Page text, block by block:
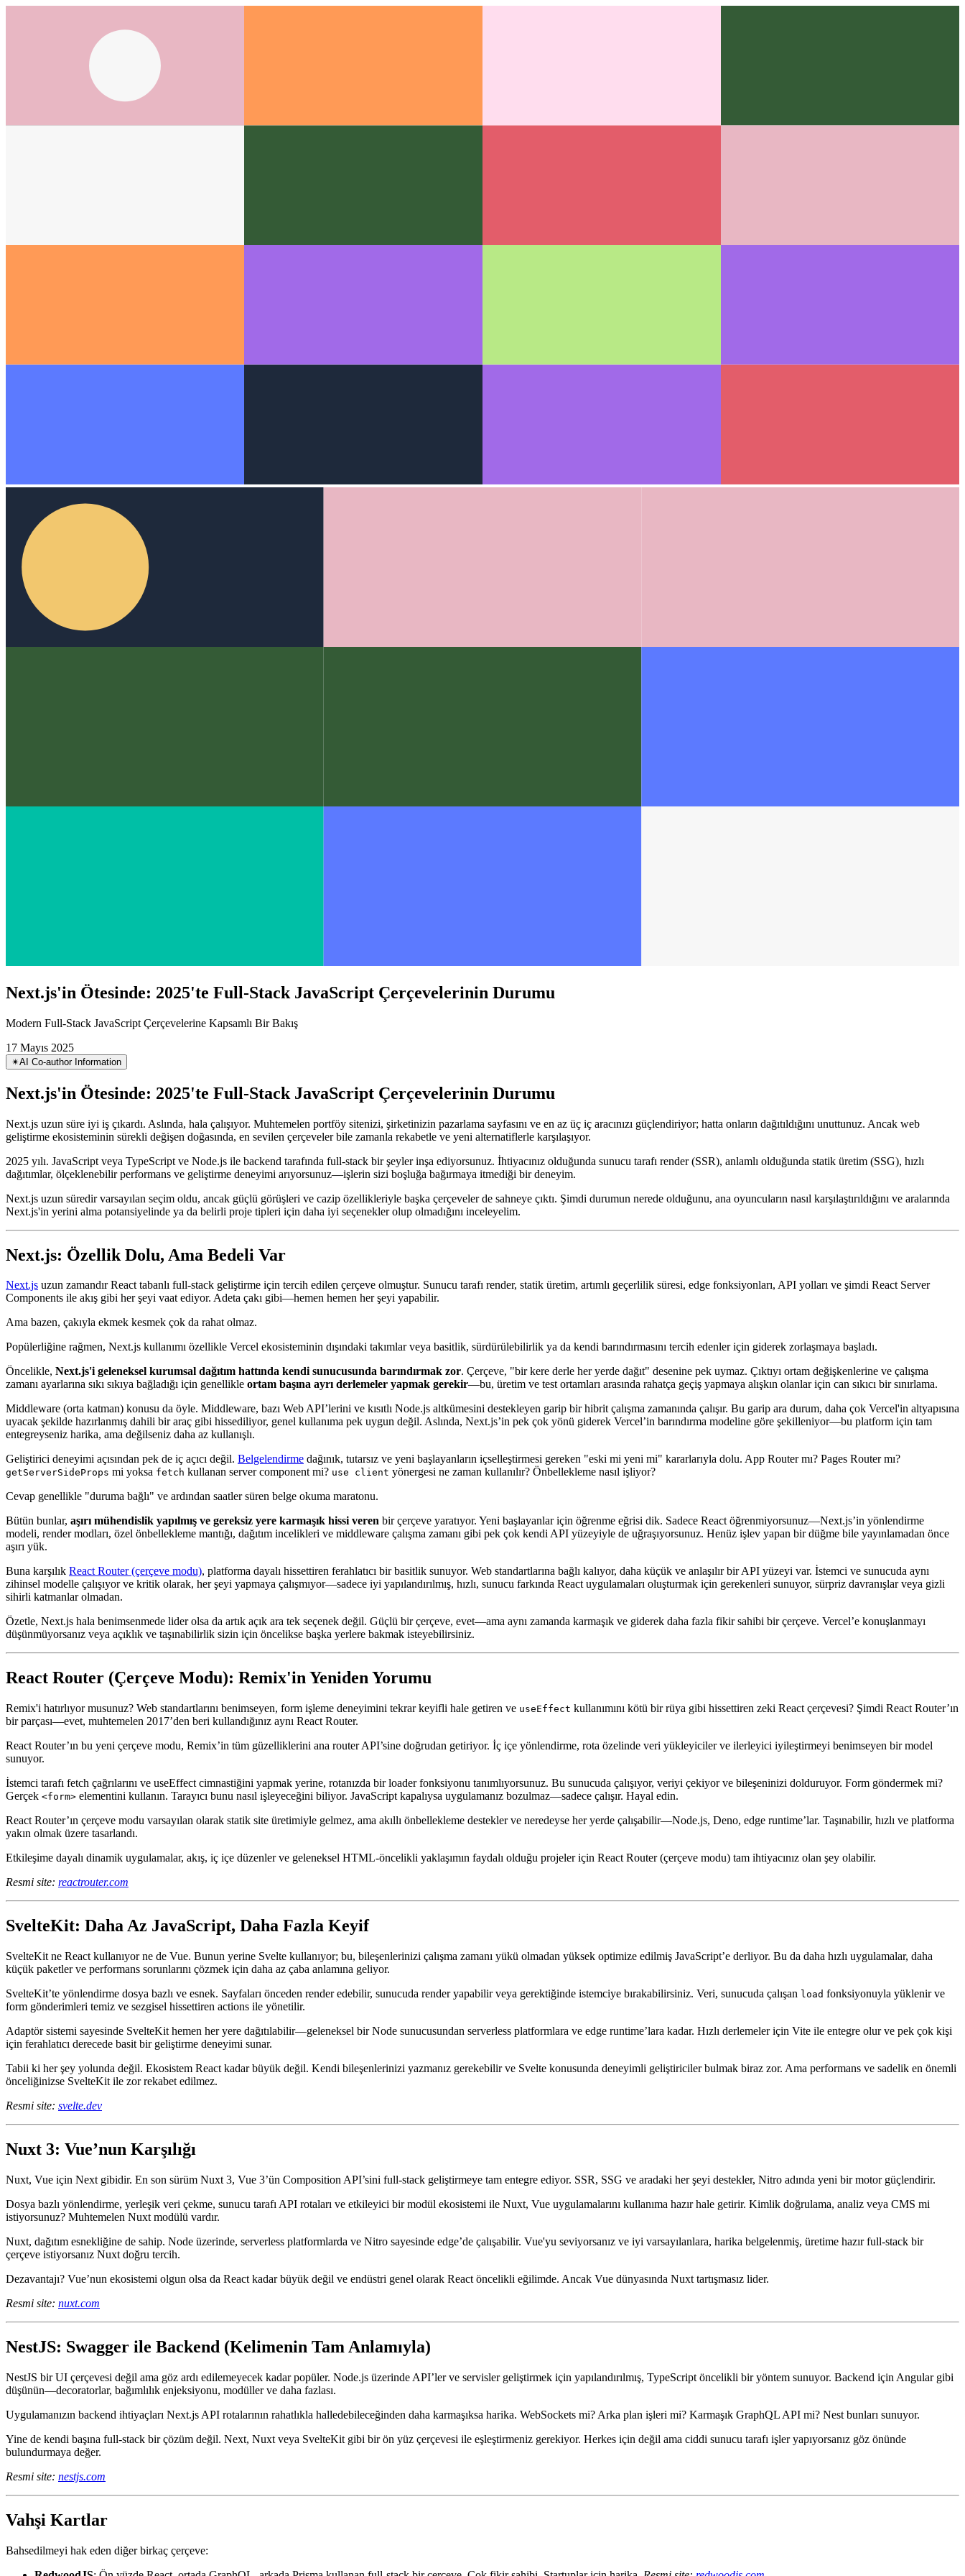
Next.js'in Ötesinde: 2025'te Full-Stack JavaScript Çerçevelerinin Durumu
Modern Full-Stack JavaScript Çerçevelerine Kapsamlı Bir Bakış
17 Mayıs 2025
AI Co-author Information
Next.js'in Ötesinde: 2025'te Full-Stack JavaScript Çerçevelerinin Durumu
Next.js uzun süre iyi iş çıkardı. Aslında, hala çalışıyor. Muhtemelen portföy sitenizi, şirketinizin pazarlama sayfasını ve en az üç iç aracınızı güçlendiriyor; hatta onların dağıtıldığını unuttunuz. Ancak web
geliştirme ekosisteminin sürekli değişen doğasında, en sevilen çerçeveler bile zamanla rekabetle ve yeni alternatiflerle karşılaşıyor.
2025 yılı. JavaScript veya TypeScript ve Node.js ile backend tarafında full-stack bir şeyler inşa ediyorsunuz. İhtiyacınız olduğunda sunucu tarafı render (SSR), anlamlı olduğunda statik üretim (SSG), hızlı
dağıtımlar, ölçeklenebilir performans ve geliştirme deneyimi arıyorsunuz—işlerin sizi boşluğa bağırmaya itmediği bir deneyim.
Next.js uzun süredir varsayılan seçim oldu, ancak güçlü görüşleri ve cazip özellikleriyle başka çerçeveler de sahneye çıktı. Şimdi durumun nerede olduğunu, ana oyuncuların nasıl karşılaştırıldığını ve aralarında
Next.js'in yerini alma potansiyelinde ya da belirli proje tipleri için daha iyi seçenekler olup olmadığını inceleyelim.
Next.js: Özellik Dolu, Ama Bedeli Var
Next.js
uzun zamandır React tabanlı full-stack geliştirme için tercih edilen çerçeve olmuştur. Sunucu tarafı render, statik üretim, artımlı geçerlilik süresi, edge fonksiyonları, API yolları ve şimdi React Server
Components ile akış gibi her şeyi vaat ediyor. Adeta çakı gibi—hemen hemen her şeyi yapabilir.
Ama bazen, çakıyla ekmek kesmek çok da rahat olmaz.
Popülerliğine rağmen, Next.js kullanımı özellikle Vercel ekosisteminin dışındaki takımlar veya basitlik, sürdürülebilirlik ya da kendi barındırmasını tercih edenler için giderek zorlaşmaya başladı.
Öncelikle,
Next.js'i geleneksel kurumsal dağıtım hattında kendi sunucusunda barındırmak zor
. Çerçeve, "bir kere derle her yerde dağıt" desenine pek uymaz. Çıktıyı ortam değişkenlerine ve çalışma
zamanı ayarlarına sıkı sıkıya bağladığı için genellikleortam başına ayrı derlemeler yapmak gerekir—bu, üretim ve test ortamları arasında rahatça geçiş yapmaya alışkın olanlar için can sıkıcı bir sınırlama.
Middleware (orta katman) konusu da öyle. Middleware, bazı Web API’lerini ve kısıtlı Node.js altkümesini destekleyen garip bir hibrit çalışma zamanında çalışır. Bu garip ara durum, daha çok Vercel'in altyapısına
uyacak şekilde hazırlanmış dahili bir araç gibi hissediliyor, genel kullanıma pek uygun değil. Aslında, Next.js’in pek çok yönü giderek Vercel’in barındırma modeline göre şekilleniyor—bu platform için tam
entegreyseniz harika, ama değilseniz daha az kullanışlı.
Geliştirici deneyimi açısından pek de iç açıcı değil.
Belgelendirme dağınık, tutarsız ve yeni başlayanların içselleştirmesi gereken "eski mi yeni mi" kararlarıyla dolu. App Router mı? Pages Router mı?
getServerSidePropsmi yoksa fetchkullanan server component mi? use client
Cevap genellikle "duruma bağlı" ve ardından saatler süren belge okuma maratonu.
Bütün bunlar,
aşırı mühendislik yapılmış ve gereksiz yere karmaşık hissi veren
bir çerçeve yaratıyor. Yeni başlayanlar için öğrenme eğrisi dik. Sadece React öğrenmiyorsunuz—Next.js’in yönlendirme
modeli, render modları, özel önbellekleme mantığı, dağıtım incelikleri ve middleware çalışma zamanı gibi pek çok kendi API yüzeyiyle de uğraşıyorsunuz. Henüz işlev yapan bir düğme bile yayınlamadan önce
aşırı yük.
Buna karşılıkReact Router (çerçeve modu)
, platforma dayalı hissettiren ferahlatıcı bir basitlik sunuyor. Web standartlarına bağlı kalıyor, daha küçük ve anlaşılır bir API yüzeyi var. İstemci ve sunucuda aynı
sihirli katmanlar olmadan.
Özetle, Next.js hala benimsenmede lider olsa da artık açık ara tek seçenek değil. Güçlü bir çerçeve, evet—ama aynı zamanda karmaşık ve giderek daha fazla fikir sahibi bir çerçeve. Vercel’e konuşlanmayı
düşünmüyorsanız veya açıklık ve taşınabilirlik sizin için öncelikse başka yerlere bakmak isteyebilirsiniz.
React Router (Çerçeve Modu): Remix'in Yeniden Yorumu
Remix'i hatırlıyor musunuz? Web standartlarını benimseyen, form işleme deneyimini tekrar keyifli hale getiren ve
bir parçası—evet, muhtemelen 2017’den beri kullandığınız aynı React Router.
React Router’ın bu yeni çerçeve modu, Remix’in tüm güzelliklerini ana router API’sine doğrudan getiriyor. İç içe yönlendirme, rota özelinde veri yükleyiciler ve ilerleyici iyileştirmeyi benimseyen bir model
sunuyor.
İstemci tarafı fetch çağrılarını ve useEffect cimnastiğini yapmak yerine, rotanızda bir loader fonksiyonu tanımlıyorsunuz. Bu sunucuda çalışıyor, veriyi çekiyor ve bileşeninizi dolduruyor. Form göndermek mi?
Gerçek<form>elementini kullanın. Tarayıcı bunu nasıl işleyeceğini biliyor. JavaScript kapalıysa uygulamanız bozulmaz—sadece çalışır. Hayal edin.
React Router’ın çerçeve modu varsayılan olarak statik site üretimiyle gelmez, ama akıllı önbellekleme destekler ve neredeyse her yerde çalışabilir—Node.js, Deno, edge runtime’lar. Taşınabilir, hızlı ve platforma
yakın olmak üzere tasarlandı.
Etkileşime dayalı dinamik uygulamalar, akış, iç içe düzenler ve geleneksel HTML-öncelikli yaklaşımın faydalı olduğu projeler için React Router (çerçeve modu) tam ihtiyacınız olan şey olabilir.
Resmi site:reactrouter.com
SvelteKit: Daha Az JavaScript, Daha Fazla Keyif
SvelteKit ne React kullanıyor ne de Vue. Bunun yerine Svelte kullanıyor; bu, bileşenlerinizi çalışma zamanı yükü olmadan yüksek optimize edilmiş JavaScript’e derliyor. Bu da daha hızlı uygulamalar, daha
küçük paketler ve performans sorunlarını çözmek için daha az çaba anlamına geliyor.
SvelteKit’te yönlendirme dosya bazlı ve esnek. Sayfaları önceden render edebilir, sunucuda render yapabilir veya gerektiğinde istemciye bırakabilirsiniz. Veri, sunucuda çalışan
form gönderimleri temiz ve sezgisel hissettiren actions ile yönetilir.
Adaptör sistemi sayesinde SvelteKit hemen her yere dağıtılabilir—geleneksel bir Node sunucusundan serverless platformlara ve edge runtime’lara kadar. Hızlı derlemeler için Vite ile entegre olur ve pek çok kişi
için ferahlatıcı derecede basit bir geliştirme deneyimi sunar.
Tabii ki her şey yolunda değil. Ekosistem React kadar büyük değil. Kendi bileşenlerinizi yazmanız gerekebilir ve Svelte konusunda deneyimli geliştiriciler bulmak biraz zor. Ama performans ve sadelik en önemli
önceliğinizse SvelteKit ile zor rekabet edilmez.
Resmi site:svelte.dev
Nuxt 3: Vue’nun Karşılığı
Nuxt, Vue için Next gibidir. En son sürüm Nuxt 3, Vue 3’ün Composition API’sini full-stack geliştirmeye tam entegre ediyor. SSR, SSG ve aradaki her şeyi destekler, Nitro adında yeni bir motor güçlendirir.
Dosya bazlı yönlendirme, yerleşik veri çekme, sunucu tarafı API rotaları ve etkileyici bir modül ekosistemi ile Nuxt, Vue uygulamalarını kullanıma hazır hale getirir. Kimlik doğrulama, analiz veya CMS mi
istiyorsunuz? Muhtemelen Nuxt modülü vardır.
Nuxt, dağıtım esnekliğine de sahip. Node üzerinde, serverless platformlarda ve Nitro sayesinde edge’de çalışabilir. Vue'yu seviyorsanız ve iyi varsayılanlara, harika belgelenmiş, üretime hazır full-stack bir
çerçeve istiyorsanız Nuxt doğru tercih.
Dezavantajı? Vue’nun ekosistemi olgun olsa da React kadar büyük değil ve endüstri genel olarak React öncelikli eğilimde. Ancak Vue dünyasında Nuxt tartışmasız lider.
Resmi site:nuxt.com
NestJS: Swagger ile Backend (Kelimenin Tam Anlamıyla)
NestJS bir UI çerçevesi değil ama göz ardı edilemeyecek kadar popüler. Node.js üzerinde API’ler ve servisler geliştirmek için yapılandırılmış, TypeScript öncelikli bir yöntem sunuyor. Backend için Angular gibi
düşünün—decoratorlar, bağımlılık enjeksiyonu, modüller ve daha fazlası.
Uygulamanızın backend ihtiyaçları Next.js API rotalarının rahatlıkla halledebileceğinden daha karmaşıksa harika. WebSockets mi? Arka plan işleri mi? Karmaşık GraphQL API mi? Nest bunları sunuyor.
Yine de kendi başına full-stack bir çözüm değil. Next, Nuxt veya SvelteKit gibi bir ön yüz çerçevesi ile eşleştirmeniz gerekiyor. Herkes için değil ama ciddi sunucu tarafı işler yapıyorsanız göz önünde
bulundurmaya değer.
Resmi site:nestjs.com
Vahşi Kartlar
Bahsedilmeyi hak eden diğer birkaç çerçeve: